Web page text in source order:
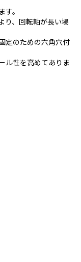
。
り、回転軸が長い場
定のための六角穴付
ル性を高めてありま